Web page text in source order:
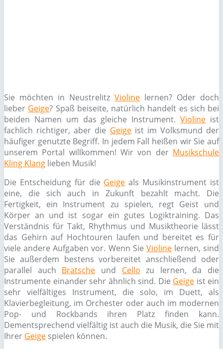
Sie möchten in Neustrelitz Violine lernen? Oder doch
lieber Geige? Spaß beiseite, natürlich handelt es sich bei
beiden Namen um das gleiche Instrument.Violine ist
fachlich richtiger, aber die Geigeist im Volksmund der
häufiger genutzte Begriff. In jedem Fall heißen wir Sie auf
unserem Portal willkommen! Wir von der Musikschule
Kling Klang lieben Musik!
Die Entscheidung für die Geige als Musikinstrument ist
eine, die sich auch in Zukunft bezahlt macht. Die
Fertigkeit, ein Instrument zu spielen, regt Geist und
Körper an und ist sogar ein gutes Logiktraining. Das
Verständnis für Takt, Rhythmus und Musiktheorie lässt
das Gehirn auf Hochtouren laufen und bereitet es für
viele andere Aufgaben vor. Wenn Sie Violinelernen, sind
Sie außerdem bestens vorbereitet anschließend oder
parallel auch Bratsche und Cello zu lernen, da die
Instrumente einander sehr ähnlich sind. Die Geige ist ein
sehr vielfältiges Instrument, die solo, im Duett, als
Klavierbegleitung, im Orchester oder auch im modernen
Pop- und Rockbands ihren Platz finden kann.
Dementsprechend vielfältig ist auch die Musik, die Sie mit
Ihrer Geige spielen können.